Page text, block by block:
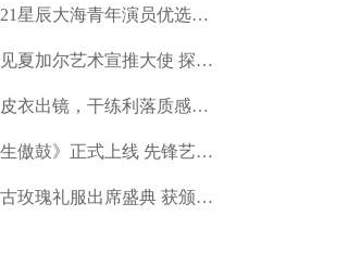
陈雨儿入选2021星辰大海青年演员优选计划 出席
姜贞羽官宣遇见夏加尔艺术宣推大使 探寻浪漫邂
刘竞酷飒黑色皮衣出镜，干练利落质感十足
阿朵鼓秀《天生傲鼓》正式上线 先锋艺术融合非
陈小纭身着复古玫瑰礼服出席盛典 获颁“年度品